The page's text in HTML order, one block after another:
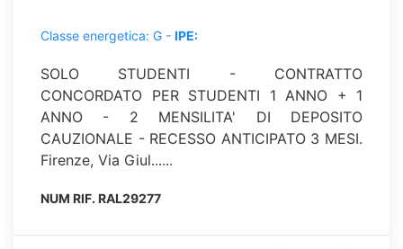
Classe energetica: G - IPE:
SOLO STUDENTI - CONTRATTO
CONCORDATO PER STUDENTI 1 ANNO + 1
ANNO - 2 MENSILITA' DI DEPOSITO
CAUZIONALE - RECESSO ANTICIPATO 3 MESI.
Firenze, Via Giul......
NUM RIF. RAL29277